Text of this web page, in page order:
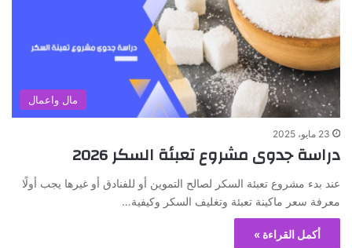
مال واعمال
23 مايو، 2025
دراسة جدوى مشروع تعبئة السكر 2026
عند بدء مشروع تعبئة السكر لصالح التموين أو للفنادق أو غيرها يجب أولًا
معرفة سعر ماكينة تعبئة وتغليف السكر وكيفية…
أكمل القراءة »